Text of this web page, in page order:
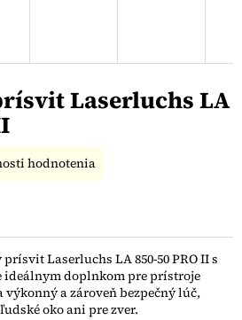
M
Laserluchs LA
Laserluchs LA 850-50 PRO II s
ideálnym doplnkom pre prístroje
a zároveň bezpečný lúč,
oko ani pre zver.
hodnotenia